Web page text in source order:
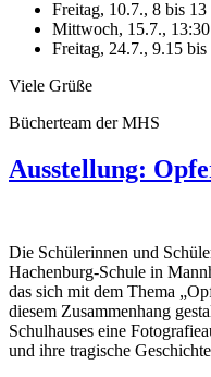
⁠Freitag, 10.7., 8 bis
⁠Mittwoch, 15.7.,
⁠Freitag, 24.7., 9.15
Viele Grüße
Bücherteam der MHS
Ausstellung:
Die Schülerinnen und
Hachenburg-Schule in
das sich mit dem Thema
diesem Zusammenhang
Schulhauses eine
und ihre tragische